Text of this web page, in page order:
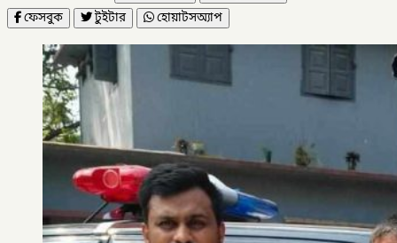
ফেসবুক
টুইটার হোয়াটসঅ্যাপ